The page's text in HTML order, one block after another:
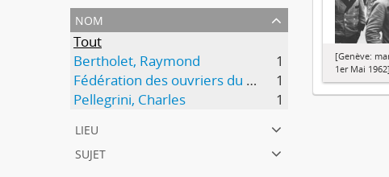
nom
Tout
Bertholet, Raymond
1
Fédération des ouvriers du bois et du bâtiment (FOBB)
1
Pellegrini, Charles
1
lieu
sujet
[Genève:
1er Mai 1962]